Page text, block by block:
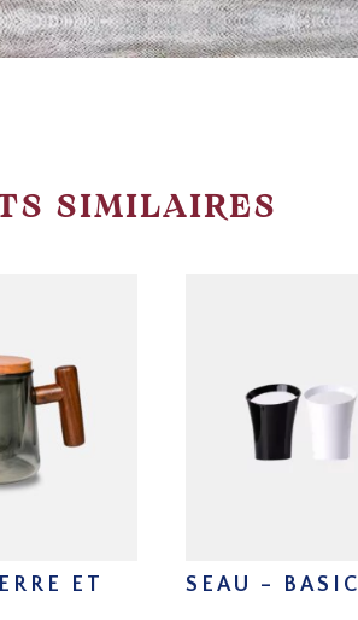
SIMILAIRES
ET
SEAU – BASIC